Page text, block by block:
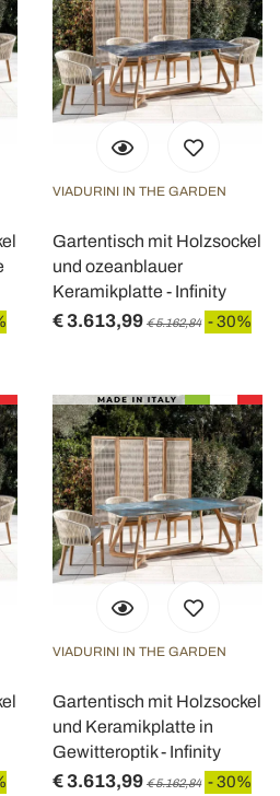
VIADURINI IN THE GARDEN
Gartentisch mit Holzsockel
und ozeanblauer
Keramikplatte - Infinity
€ 3.613,99 € 5.162,84 - 30%
VIADURINI IN THE GARDEN
Gartentisch mit Holzsockel
und Keramikplatte in
Gewitteroptik - Infinity
€ 3.613,99 € 5.162,84 - 30%